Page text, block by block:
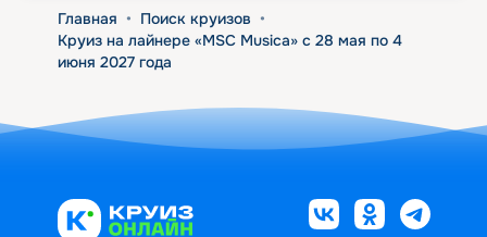
Главная • Поиск круизов •
Круиз на лайнере «MSC Musica» с 28 мая по 4
июня 2027 года